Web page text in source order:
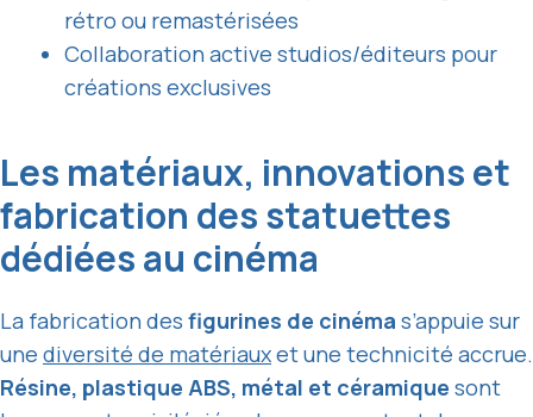
rétro ou remastérisées
Collaboration active studios/éditeurs pour
créations exclusives
Les matériaux, innovations et
fabrication des statuettes
dédiées au cinéma
La fabrication des figurines de cinéma s’appuie sur
une diversité de matériauxet une technicité accrue.
Résine, plastique ABS, métal et céramique sont